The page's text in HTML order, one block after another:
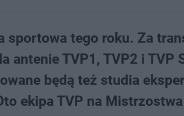
sportowa tego roku. Za
antenie TVP1, TVP2 i TVP
będą też studia
ekipa TVP na